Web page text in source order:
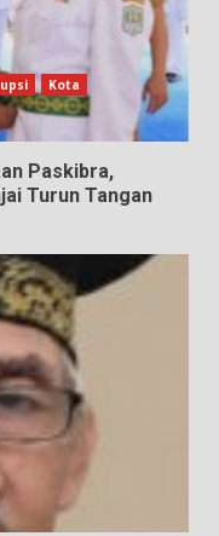
Kota
Paskibra,
Turun Tangan